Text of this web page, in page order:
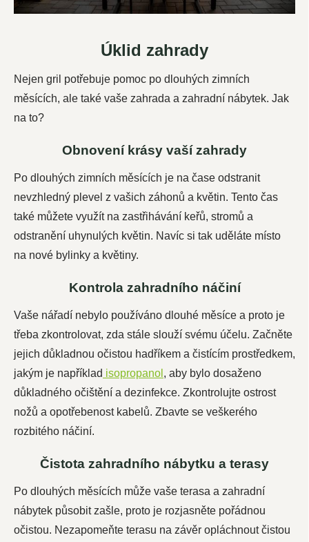
Úklid zahrady
Nejen gril potřebuje pomoc po dlouhých zimních
měsících, ale také vaše zahrada a zahradní nábytek. Jak
na to?
Obnovení krásy vaší zahrady
Po dlouhých zimních měsících je na čase odstranit
nevzhledný plevel z vašich záhonů a květin. Tento čas
také můžete využít na zastřihávání keřů, stromů a
odstranění uhynulých květin. Navíc si tak uděláte místo
na nové bylinky a květiny.
Kontrola zahradního náčiní
Vaše nářadí nebylo používáno dlouhé měsíce a proto je
třeba zkontrolovat, zda stále slouží svému účelu. Začněte
jejich důkladnou očistou hadříkem a čistícím prostředkem,
jakým je například isopropanol , aby bylo dosaženo
důkladného očištění a dezinfekce. Zkontrolujte ostrost
nožů a opotřebenost kabelů. Zbavte se veškerého
rozbitého náčiní.
Čistota zahradního nábytku a terasy
Po dlouhých měsících může vaše terasa a zahradní
nábytek působit zašle, proto je rozjasněte pořádnou
očistou. Nezapomeňte terasu na závěr opláchnout čistou